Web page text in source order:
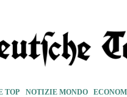
TOP NOTIZIE MONDO